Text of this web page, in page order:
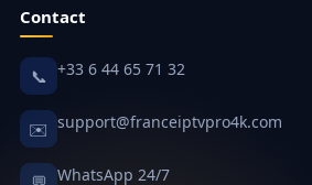
Contact
📞 +33 6 44 65 71 32
✉️ support@franceiptvpro4k.com
WhatsApp 24/7